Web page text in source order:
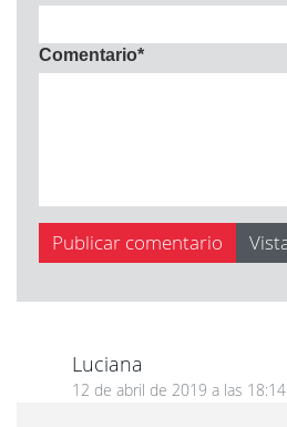
Comentario*
Luciana
12 de abril de 2019 a las 18:14